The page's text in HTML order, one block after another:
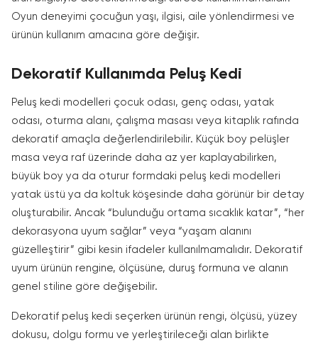
Oyun deneyimi çocuğun yaşı, ilgisi, aile yönlendirmesi ve
ürünün kullanım amacına göre değişir.
Dekoratif Kullanımda Peluş Kedi
Peluş kedi modelleri çocuk odası, genç odası, yatak
odası, oturma alanı, çalışma masası veya kitaplık rafında
dekoratif amaçla değerlendirilebilir. Küçük boy pelüşler
masa veya raf üzerinde daha az yer kaplayabilirken,
büyük boy ya da oturur formdaki peluş kedi modelleri
yatak üstü ya da koltuk köşesinde daha görünür bir detay
oluşturabilir. Ancak “bulunduğu ortama sıcaklık katar”, “her
dekorasyona uyum sağlar” veya “yaşam alanını
güzelleştirir” gibi kesin ifadeler kullanılmamalıdır. Dekoratif
uyum ürünün rengine, ölçüsüne, duruş formuna ve alanın
genel stiline göre değişebilir.
Dekoratif peluş kedi seçerken ürünün rengi, ölçüsü, yüzey
dokusu, dolgu formu ve yerleştirileceği alan birlikte